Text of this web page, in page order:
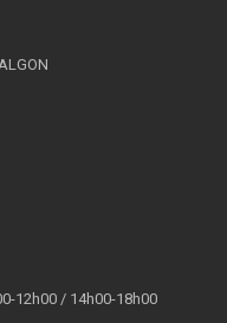
12h00 / 14h00-18h00